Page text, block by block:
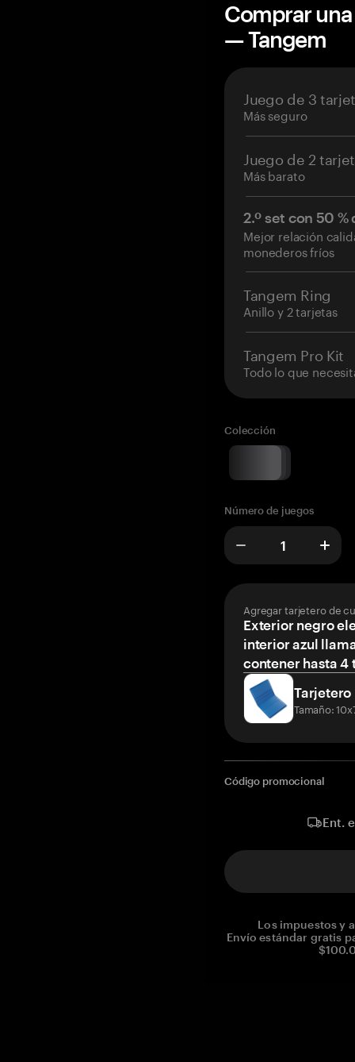
Comprar
— Tangem
Juego de 3
Más seguro
Juego de 2
Más barato
2.º set con 50
Mejor relación
monederos fríos
Tangem Ring
Anillo y 2 tarjetas
Tangem Pro Kit
Todo lo que
Colección
Número de juegos
Agregar tarjetero de
Exterior negro
interior azul
contener hasta 4
Tarjetero
Tamaño:
Código promocional
Ent.
Los impuestos y
Envío estándar gratis